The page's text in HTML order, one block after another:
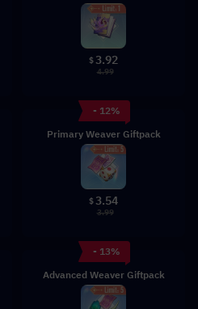
$3.92
4.99
- 12%
Primary Weaver Giftpack
$3.54
3.99
- 13%
Advanced Weaver Giftpack